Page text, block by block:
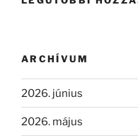
ARCHÍVUM
2026. június
2026. május